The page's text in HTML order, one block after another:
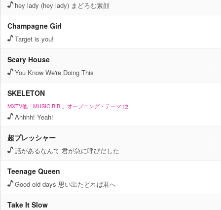
hey lady (hey lady) まどろむ素顔
Champagne Girl
Target is you!
Scary House
You Know We're Doing This
SKELETON
MXTV他「MUSIC B.B.」オープニング・テーマ 他
Ahhhh! Yeah!
超プレッシャー
話があるなんて 君が急に呼びだした
Teenage Queen
Good old days 思い出たどれば君へ
Take It Slow